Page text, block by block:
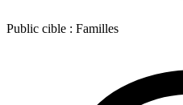
Public cible : Familles